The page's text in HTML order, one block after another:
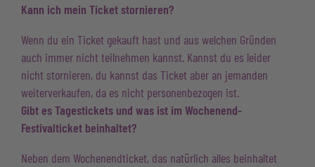
Kann ich mein Ticket stornieren?
Wenn du ein Ticket gekauft hast und aus welchen Gründen
auch immer nicht teilnehmen kannst. Kannst du es leider
nicht stornieren, du kannst das Ticket aber an jemanden
weiterverkaufen, da es nicht personenbezogen ist.
Gibt es Tagestickets und was ist im Wochenend-
Festivalticket beinhaltet?
Neben dem Wochenendticket, das natürlich alles beinhaltet